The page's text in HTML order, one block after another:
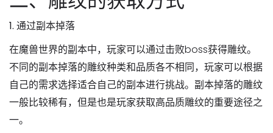
1. 通过副本掉落
在魔兽世界的副本中，玩家可以通过击败boss获得雕纹。
不同的副本掉落的雕纹种类和品质各不相同，玩家可以根据
自己的需求选择适合自己的副本进行挑战。副本掉落的雕纹
一般比较稀有，但是也是玩家获取高品质雕纹的重要途径之
一。